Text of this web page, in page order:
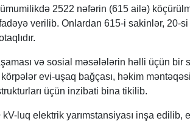
2522 nəfərin (615 ailə)
verilib. Onlardan 615-i sakinlər, 20-
və sosial məsələlərin həlli üçün bir
evi-uşaq bağçası, həkim
üçün inzibati bina tikilib.
luq elektrik yarımstansiyası inşa edilib,